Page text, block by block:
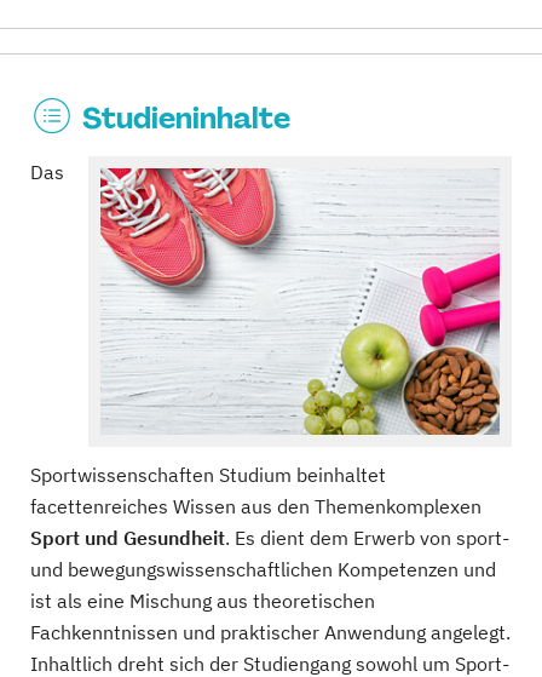
Studieninhalte
Das
Sportwissenschaften Studium beinhaltet
facettenreiches Wissen aus den Themenkomplexen
Sport und Gesundheit. Es dient dem Erwerb von sport-
und bewegungswissenschaftlichen Kompetenzen und
ist als eine Mischung aus theoretischen
Fachkenntnissen und praktischer Anwendung angelegt.
Inhaltlich dreht sich der Studiengang sowohl um Sport-